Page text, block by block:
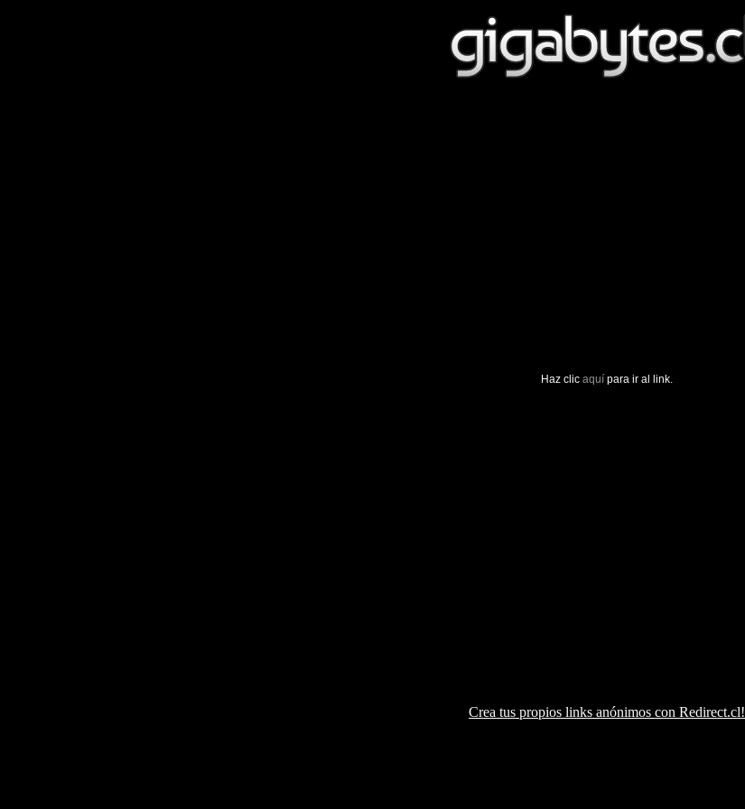
Haz clic aquí para ir al link.
Crea tus propios links anónimos con Redirect.cl!